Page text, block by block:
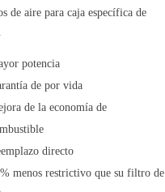
de aire para caja específica de
potencia
de por vida
de la economía de
directo
menos restrictivo que su filtro de